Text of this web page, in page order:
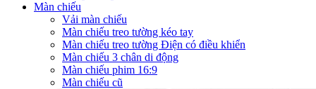
Màn chiếu
Vải màn chiếu
Màn chiếu treo tường kéo tay
Màn chiếu treo tường Điện có điều khiển
Màn chiếu 3 chân di động
Màn chiếu phim 16:9
Màn chiếu cũ